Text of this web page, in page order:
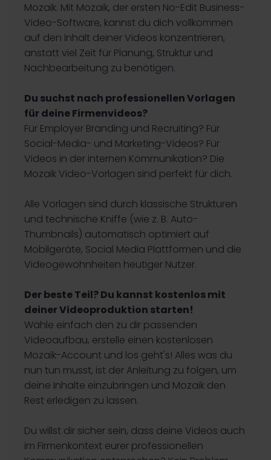
Mozaik. Mit Mozaik, der ersten No-Edit Business-
Video-Software, kannst du dich vollkommen
auf den Inhalt deiner Videos konzentrieren,
anstatt viel Zeit für Planung, Struktur und
Nachbearbeitung zu benötigen.
Du suchst nach professionellen Vorlagen
für deine Firmenvideos?
Für Employer Branding und Recruiting? Für
Social-Media- und Marketing-Videos? Für
Videos in der internen Kommunikation? Die
Mozaik Video-Vorlagen sind perfekt für dich.
Alle Vorlagen sind durch klassische Strukturen
und technische Kniffe (wie z. B. Auto-
Thumbnails) automatisch optimiert auf
Mobilgeräte, Social Media Plattformen und die
Videogewohnheiten heutiger Nutzer.
Der beste Teil? Du kannst kostenlos mit
deiner Videoproduktion starten!
Wähle einfach den zu dir passenden
Videoaufbau, erstelle einen kostenlosen
Mozaik-Account und los geht's! Alles was du
nun tun musst, ist der Anleitung zu folgen, um
deine Inhalte einzubringen und Mozaik den
Rest erledigen zu lassen.
Du willst dir sicher sein, dass deine Videos auch
im Firmenkontext eurer professionellen